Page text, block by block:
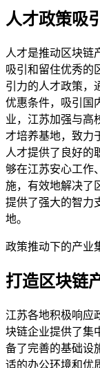
人才政策吸
人才是推动区块链
吸引和留住优秀的
引力的人才政策，
优惠条件，吸引国
业，江苏加强与高
才培养基地，致力
人才提供了良好的
够在江苏安心工作
施，有效地解决了
提供了强大的智力
地。
政策推动下的产业
打造区块链
江苏各地积极响应
块链企业提供了集
备了完善的基础设
适的办公环境和优